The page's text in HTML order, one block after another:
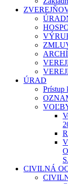
ÚRAD
Prístup
CIVILNÁ